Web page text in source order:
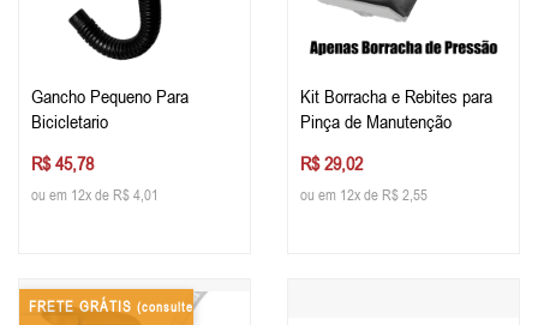
Gancho Pequeno Para
Bicicletario
R$ 45,78
ou em 12x de R$ 4,01
Kit Borracha e Rebites para
Pinça de Manutenção
R$ 29,02
ou em 12x de R$ 2,55
FRETE GRÁTIS (consulte